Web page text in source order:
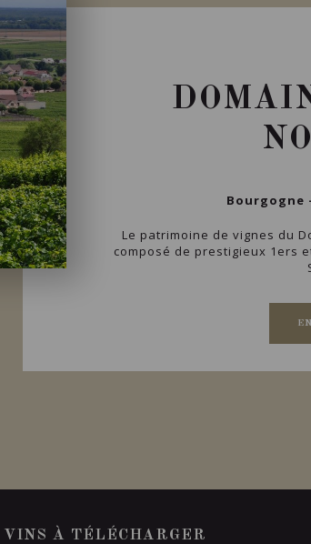
Bourgogne
Le patrimoine de vignes du
composé de prestigieux 1ers
À TÉLÉCHARGER